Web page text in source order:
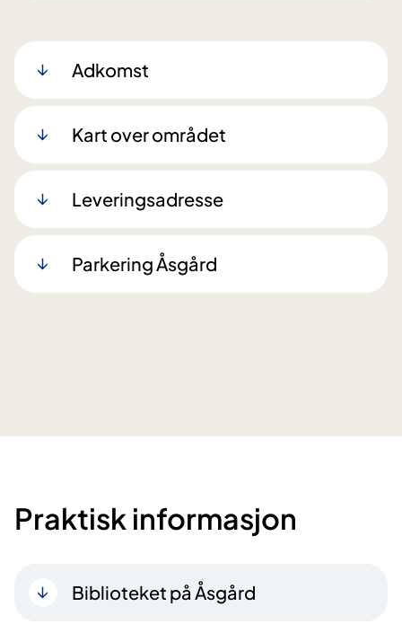
Adkomst
Kart over området
Leveringsadresse
Parkering Åsgård
Praktisk informasjon
Biblioteket på Åsgård